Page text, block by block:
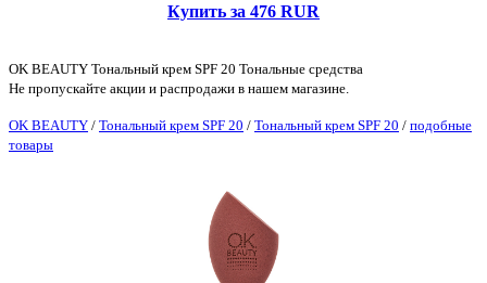
Купить за 476 RUR
OK BEAUTY Тональный крем SPF 20 Тональные средства
Не пропускайте акции и распродажи в нашем магазине.
OK BEAUTY / Тональный крем SPF 20 / Тональный крем SPF 20 / подобные
товары